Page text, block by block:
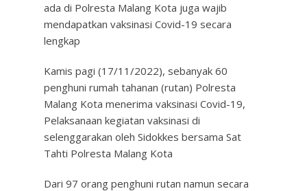
ada di Polresta Malang Kota juga wajib
mendapatkan vaksinasi Covid-19 secara
lengkap
Kamis pagi (17/11/2022), sebanyak 60
penghuni rumah tahanan (rutan) Polresta
Malang Kota menerima vaksinasi Covid-19,
Pelaksanaan kegiatan vaksinasi di
selenggarakan oleh Sidokkes bersama Sat
Tahti Polresta Malang Kota
Dari 97 orang penghuni rutan namun secara